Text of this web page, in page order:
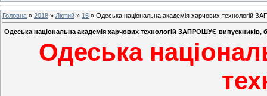
Головна » 2018 » Лютий » 15 » Одеська національна академія харчових технологій
Одеська національна академія харчових технологій ЗАПРОШУЄ випускників,
Одеська